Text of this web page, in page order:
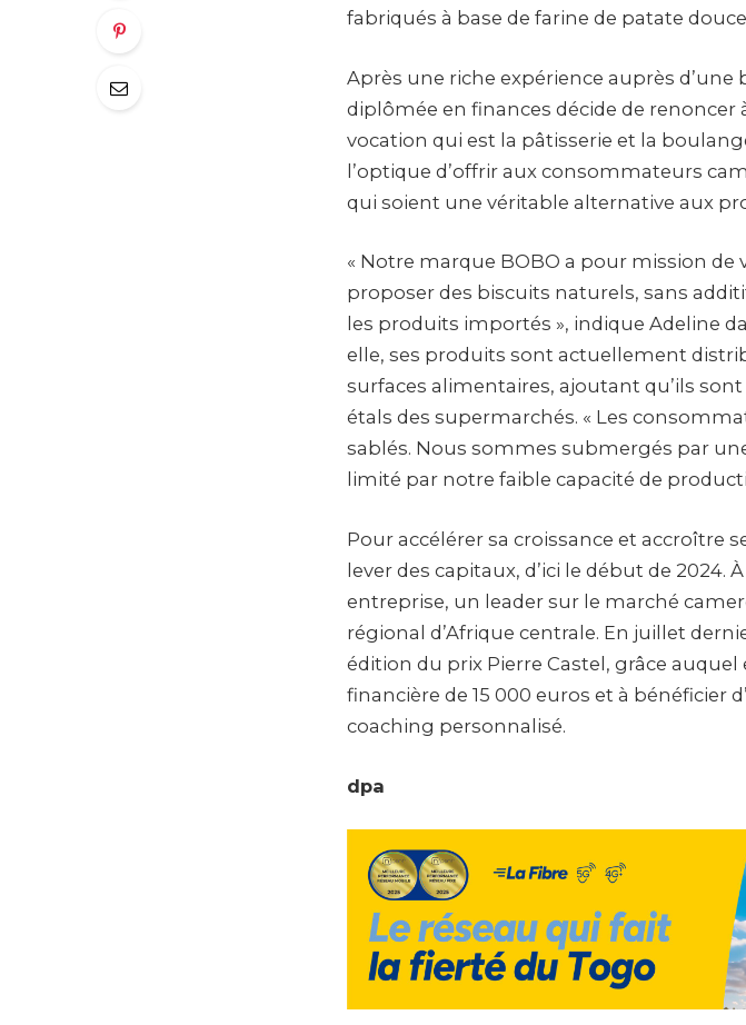
fabriqués à base de farine de patate
Après une riche expérience auprès
diplômée en finances décide de renoncer
vocation qui est la pâtisserie et la
l’optique d’offrir aux consommateurs
qui soient une véritable alternative aux
« Notre marque BOBO a pour mission de
proposer des biscuits naturels, sans
les produits importés », indique Adeline
elle, ses produits sont actuellement
surfaces alimentaires, ajoutant qu’ils
étals des supermarchés. « Les
sablés. Nous sommes submergés par
limité par notre faible capacité de
Pour accélérer sa croissance et accroître
lever des capitaux, d’ici le début de 2024.
entreprise, un leader sur le marché
régional d’Afrique centrale. En juillet
édition du prix Pierre Castel, grâce
financière de 15 000 euros et à bénéficier
coaching personnalisé.
dpa